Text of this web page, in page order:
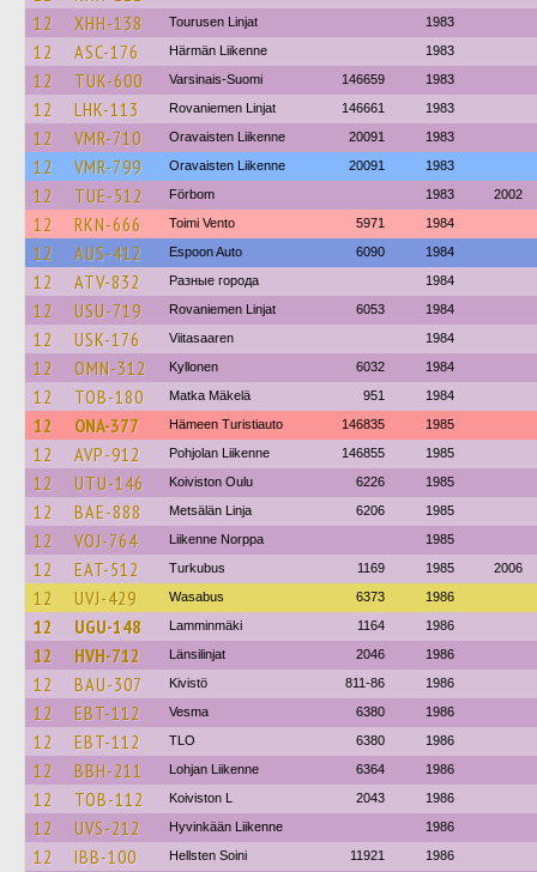
12
XHH-138 Tourusen Linjat 1983
12 ASC-176 Härmän Liikenne 1983
12 TUK-600 Varsinais-Suomi 146659 1983
12 LHK-113 Rovaniemen Linjat 146661 1983
12 VMR-710 Oravaisten Liikenne 20091 1983
12 VMR-799 Oravaisten Liikenne 20091 1983
12 TUE-512 Förbom 1983 2002
12 RKN-666 Toimi Vento 5971 1984
12 AUS-412 Espoon Auto 6090 1984
12 ATV-832 Разные города 1984
12 USU-719 Rovaniemen Linjat 6053 1984
12 USK-176 Viitasaaren 1984
12 OMN-312 Kyllonen 6032 1984
12 TOB-180 Matka Mäkelä 951 1984
12 ONA-377 Hämeen Turistiauto 146835 1985
12 AVP-912 Pohjolan Liikenne 146855 1985
12 UTU-146 Koiviston Oulu 6226 1985
12 BAE-888 Metsälän Linja 6206 1985
12 VOJ-764 Liikenne Norppa 1985
12 EAT-512 Turkubus 1169 1985 2006
12 UVJ-429 Wasabus 6373 1986
12 UGU-148 Lamminmäki 1164 1986
12 HVH-712 Länsilinjat 2046 1986
12 BAU-307 Kivistö 811-86 1986
12 EBT-112 Vesma 6380 1986
12 EBT-112 TLO 6380 1986
12 BBH-211 Lohjan Liikenne 6364 1986
12 TOB-112 Koiviston L 2043 1986
12 UVS-212 Hyvinkään Liikenne 1986
12 IBB-100 Hellsten Soini 11921 1986